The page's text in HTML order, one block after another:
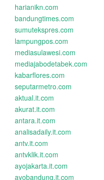
harianikn.com
bandungtimes.com
sumutekspres.com
lampungpos.com
mediasulawesi.com
mediajabodetabek.com
kabarflores.com
seputarmetro.com
aktual.it.com
akurat.it.com
antara.it.com
analisadaily.it.com
antv.it.com
antvklik.it.com
ayojakarta.it.com
ayobandung.it.com